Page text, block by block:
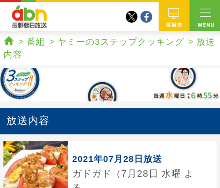
番組
twitterfacebook
ホーム
番組 ヤミーの3ステップクッキング
放送
内容
放送内容
2021年07月28日放送
ガドガド（7月28日 水曜 よ